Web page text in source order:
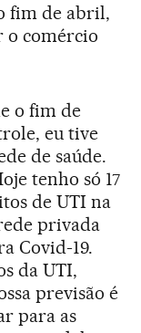
fim de abril,
o comércio
o fim de
eu tive
de saúde.
tenho só 17
de UTI na
privada
Covid-19.
da UTI,
previsão é
para as